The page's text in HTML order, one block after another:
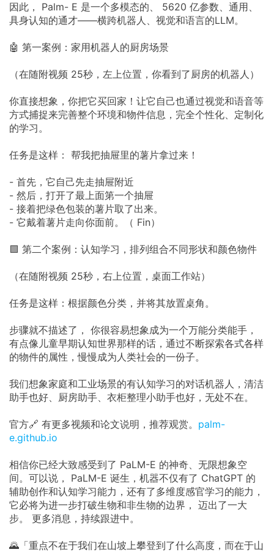
因此， Palm- E 是一个多模态的、 5620 亿参数、通用、
具身认知的通才——横跨机器人、视觉和语言的LLM。
🤖 第一案例：家用机器人的厨房场景
（在随附视频 25秒，左上位置，你看到了厨房的机器人）
你直接想象，你把它买回家！让它自己也通过视觉和语音等
方式捕捉来完善整个环境和物件信息，完全个性化、定制化
的学习。
任务是这样： 帮我把抽屉里的薯片拿过来！
- 首先，它自己先走抽屉附近
- 然后，打开了最上面第一个抽屉
- 接着把绿色包装的薯片取了出来。
- 它戴着薯片走向你面前。（ Fin）
🟩 第二个案例：认知学习，排列组合不同形状和颜色物件
（在随附视频 25秒，右上位置，桌面工作站）
任务是这样：根据颜色分类，并将其放置桌角。
步骤就不描述了， 你很容易想象成为一个万能分类能手，
有点像儿童早期认知世界那样的话，通过不断探索各式各样
的物件的属性，慢慢成为人类社会的一份子。
我们想象家庭和工业场景的有认知学习的对话机器人，清洁
助手也好、厨房助手、衣柜整理小助手也好，无处不在。
官方🔗 有更多视频和论文说明，推荐观赏。 palm-
e.github.io
相信你已经大致感受到了 PaLM-E 的神奇、无限想象空
间。可以说， PaLM-E 诞生，机器不仅有了 ChatGPT 的
辅助创作和认知学习能力，还有了多维度感官学习的能力，
它必将为进一步打破生物和非生物的边界， 迈出了一大
步。 更多消息，持续跟进中。
🌄「重点不在于我们在山坡上攀登到了什么高度，而在于山